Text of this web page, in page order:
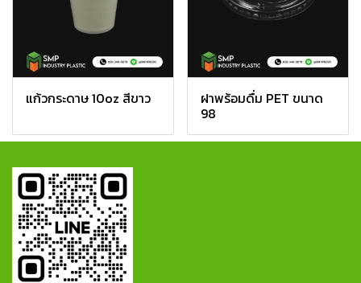
แก้วกระดาษ 10oz สีขาว ฝาพร้อมดื่ม PET ขนาด
98